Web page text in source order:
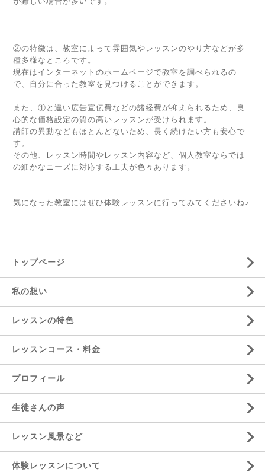
②の特徴は、教室によって雰囲気やレッスンのやり方などが多
種多様なところです。
現在はインターネットのホームページで教室を調べられるの
で、自分に合った教室を見つけることができます。
また、①と違い広告宣伝費などの諸経費が抑えられるため、良
心的な価格設定の質の高いレッスンが受けられます。
講師の異動などもほとんどないため、長く続けたい方も安心で
す。
その他、レッスン時間やレッスン内容など、個人教室ならでは
の細かなニーズに対応する工夫が色々あります。
気になった教室にはぜひ体験レッスンに行ってみてくださいね♪
トップページ
私の想い
レッスンの特色
レッスンコース・料金
プロフィール
生徒さんの声
レッスン風景など
体験レッスンについて